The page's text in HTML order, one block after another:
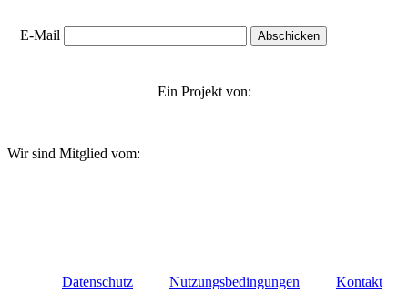
E-Mail
Ein Projekt von:
Wir sind Mitglied vom:
Datenschutz Nutzungsbedingungen Kontakt